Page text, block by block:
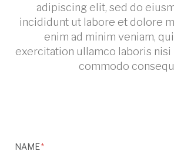
adipiscing elit, sed do
incididunt ut labore et dolore
enim ad minim veniam,
exercitation ullamco laboris nisi
commodo
NAME